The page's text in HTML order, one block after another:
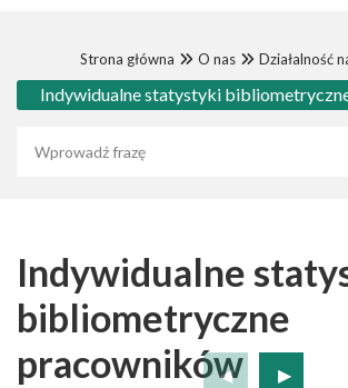
Strona główna O nas Działalność
Indywidualne statystyki
Indywidualne
bibliometryczne
pracowników